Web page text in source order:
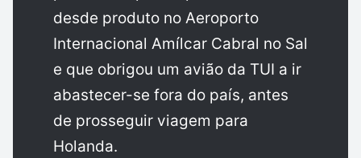
desde produto no Aeroporto
Internacional Amílcar Cabral no Sal
e que obrigou um avião da TUI a ir
abastecer-se fora do país, antes
de prosseguir viagem para
Holanda.